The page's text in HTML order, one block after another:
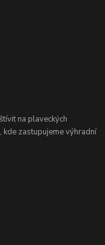
na plaveckých
kde zastupujeme výhradní